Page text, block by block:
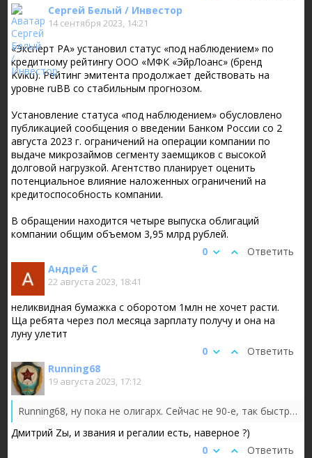
Сергей Белый / Инвестор
14 сентября 2023, 14:21
«Эксперт РА» установил статус «под наблюдением» по
кредитному рейтингу ООО «МФК «ЭйрЛоанс» (бренд
Kviku). Рейтинг эмитента продолжает действовать на
уровне ruBB со стабильным прогнозом.
Установление статуса «под наблюдением» обусловлено
публикацией сообщения о введении Банком России со 2
августа 2023 г. ограничений на операции компании по
выдаче микрозаймов сегменту заемщиков с высокой
долговой нагрузкой. Агентство планирует оценить
потенциальное влияние наложенных ограничений на
кредитоспособность компании.
В обращении находится четыре выпуска облигаций
компании общим объемом 3,95 млрд рублей.
Ответить
0
Андрей С
22 августа 2023, 18:41
неликвидная бумажка с оборотом 1млн не хочет расти.
Ща ребята через пол месяца зарплату получу и она на
луну улетит
Ответить
0
Running68
19 августа 2023, 17:12
Running68, ну пока не олигарх. Сейчас не 90-е, так быстро не получится.
Дмитрий Zы, и звания и регалии есть, наверное ?)
Ответить
0